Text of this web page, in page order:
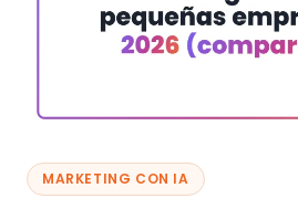
MARKETING CON IA